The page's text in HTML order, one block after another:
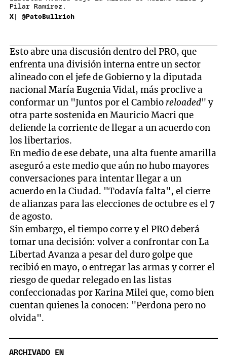
Pilar Ramírez.
X| @PatoBullrich
Esto abre una discusión dentro del PRO, que
enfrenta una división interna entre un sector
alineado con el jefe de Gobierno y la diputada
nacional María Eugenia Vidal, más proclive a
conformar un "Juntos por el Cambio reloaded" y
otra parte sostenida en Mauricio Macri que
defiende la corriente de llegar a un acuerdo con
los libertarios.
En medio de ese debate, una alta fuente amarilla
aseguró a este medio que aún no hubo mayores
conversaciones para intentar llegar a un
acuerdo en la Ciudad. "Todavía falta", el cierre
de alianzas para las elecciones de octubre es el 7
de agosto.
Sin embargo, el tiempo corre y el PRO deberá
tomar una decisión: volver a confrontar con La
Libertad Avanza a pesar del duro golpe que
recibió en mayo, o entregar las armas y correr el
riesgo de quedar relegado en las listas
confeccionadas por Karina Milei que, como bien
cuentan quienes la conocen: "Perdona pero no
olvida".
ARCHIVADO EN